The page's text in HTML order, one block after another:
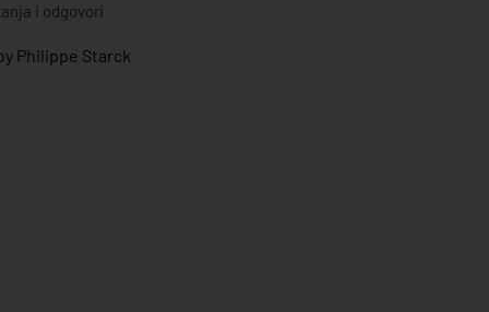
i odgovori
Philippe Starck